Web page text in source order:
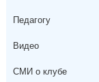
Педагогу
Видео
СМИ о клубе